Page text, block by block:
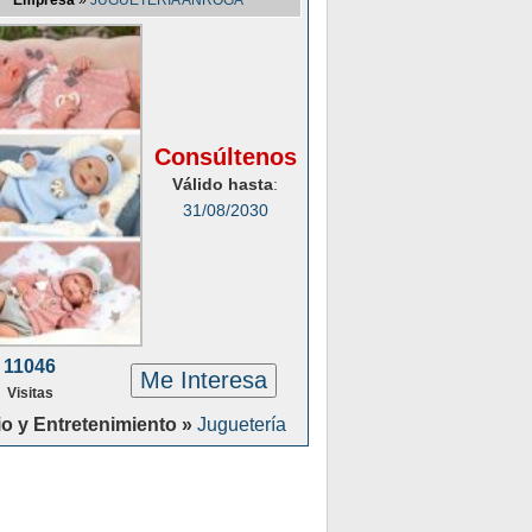
Consúltenos
Válido hasta:
31/08/2030
11046
Visitas Me Interesa
y Entretenimiento » Juguetería